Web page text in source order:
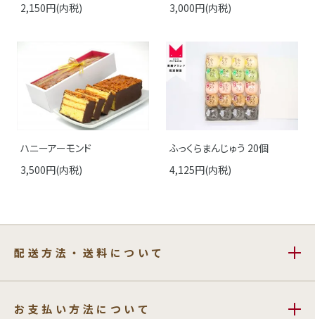
2,150円(内税)
3,000円(内税)
ハニーアーモンド
3,500円(内税)
ふっくらまんじゅう 20個
4,125円(内税)
配送方法・送料について
お支払い方法について